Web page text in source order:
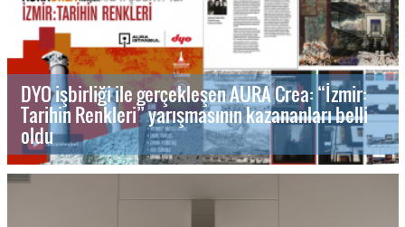
DYO işbirliği ile gerçekleşen AURA Crea: “İzmir:
Tarihin Renkleri” yarışmasının kazananları belli
oldu